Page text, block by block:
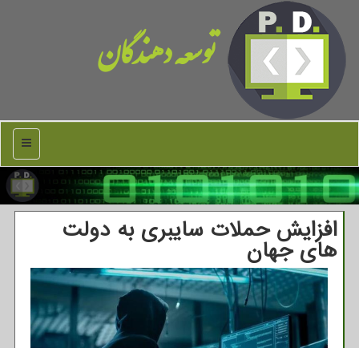
توسعه دهندگان
منو
افزایش حملات سایبری به دولت
های جهان